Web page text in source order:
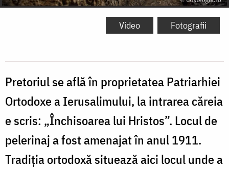
Video Fotografii
Pretoriul se află în proprietatea Patriarhiei
Ortodoxe a Ierusalimului, la intrarea căreia
e scris: „Închisoarea lui Hristos”. Locul de
pelerinaj a fost amenajat în anul 1911.
Tradiţia ortodoxă situează aici locul unde a